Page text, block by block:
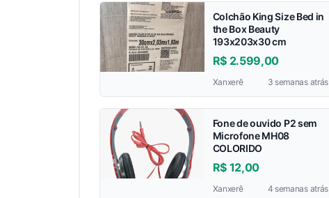
Colchão King Size Bed in
the Box Beauty
193x203x30 cm
R$ 2.599,00
Xanxerê 3 semanas atrás
Fone de ouvido P2 sem
Microfone MH08
COLORIDO
R$ 12,00
Xanxerê 4 semanas atrás